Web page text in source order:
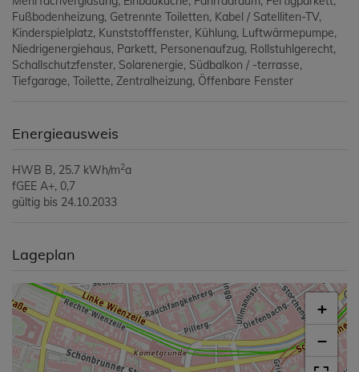
Fußbodenheizung Getrennte Toiletten Kabel / Satelliten-TV
Kinderspielplatz Kunststofffenster Kühlung Luftwärmepumpe
Niedrigenergiehaus Parkett Personenaufzug Rollstuhlgerecht
Schallschutzfenster Solarenergie Südbalkon / -terrasse
Tiefgarage Toilette Zentralheizung Öffenbare Fenster
Energieausweis
HWB B, 25.7 kWh/m2a
fGEE A+, 0,7
gültig bis 24.10.2033
Lageplan
+
−